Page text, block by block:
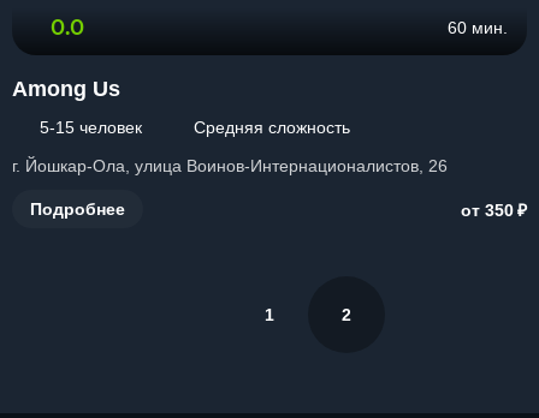
0.0 60 мин.
Among Us
5-15 человек
Средняя сложность
г. Йошкар-Ола, улица Воинов-Интернационалистов, 26
Подробнее от 350₽
1 2